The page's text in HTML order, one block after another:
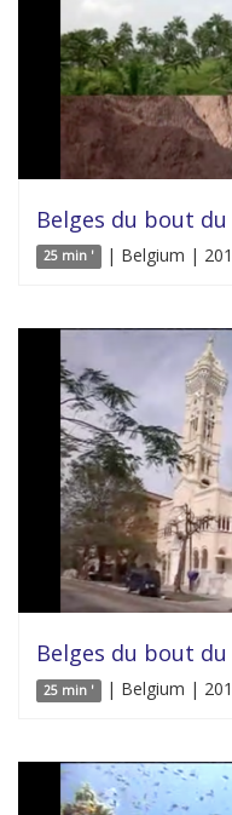
Belges du bout
25 min ' | Belgium |
Belges du bout
25 min ' | Belgium |